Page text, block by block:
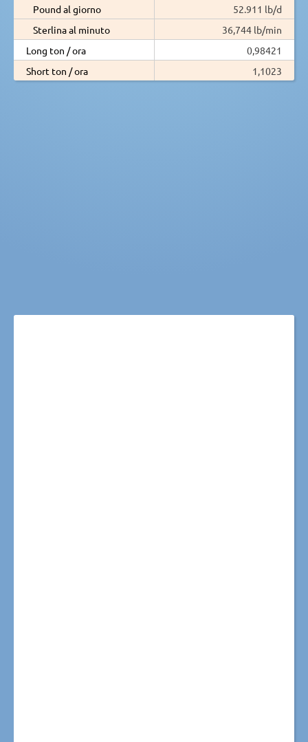
Pound al giorno
52.911 lb/d
Sterlina al minuto
36,744 lb/min
Long ton / ora
0,98421
Short ton / ora
1,1023